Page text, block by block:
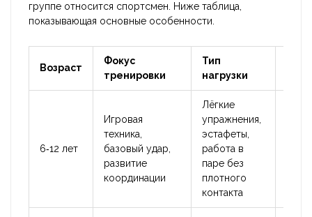
группе относится спортсмен. Ниже таблица,
показывающая основные особенности.
Возраст
Фокус
тренировки
Тип
нагрузки
6‑12 лет
Игровая
техника,
базовый удар,
развитие
координации
Лёгкие
упражнения,
эстафеты,
работа в
паре без
плотного
контакта